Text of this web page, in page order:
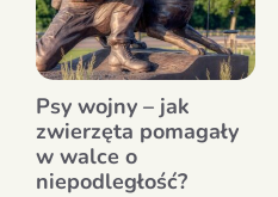
Psy wojny – jak
zwierzęta pomagały
w walce o
niepodległość?